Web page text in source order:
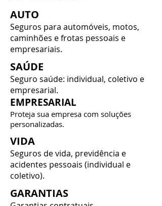
AUTO
Seguros para automóveis, motos,
caminhões e frotas pessoais e
empresariais.
SAÚDE
Seguro saúde: individual, coletivo e
empresarial.
EMPRESARIAL
Proteja sua empresa com soluções
personalizadas.
VIDA
Seguros de vida, previdência e
acidentes pessoais (individual e
coletivo).
GARANTIAS